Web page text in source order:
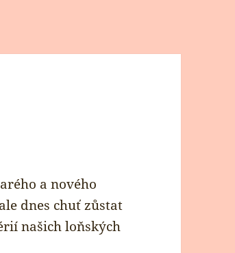
a nového
dnes chuť zůstat
našich loňských